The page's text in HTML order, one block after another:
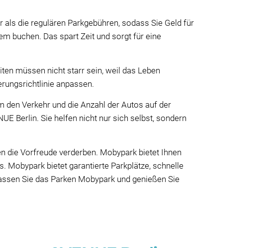
die regulären Parkgebühren, sodass Sie Geld für
buchen. Das spart Zeit und sorgt für eine
müssen nicht starr sein, weil das Leben
anpassen.
den Verkehr und die Anzahl der Autos auf der
Berlin. Sie helfen nicht nur sich selbst, sondern
die Vorfreude verderben. Mobypark bietet Ihnen
Mobypark bietet garantierte Parkplätze, schnelle
Sie das Parken Mobypark und genießen Sie